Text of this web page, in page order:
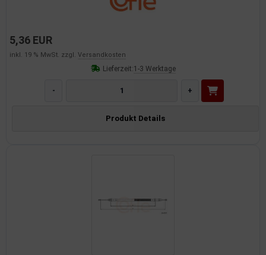
5,36 EUR
inkl. 19 % MwSt. zzgl. Versandkosten
Lieferzeit:1-3 Werktage
- +
Produkt Details